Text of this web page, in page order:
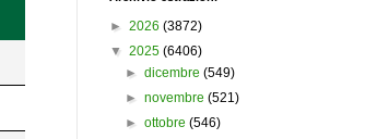
► 2026 (3872)
▼ 2025 (6406)
►dicembre (549)
►novembre (521)
►ottobre (546)